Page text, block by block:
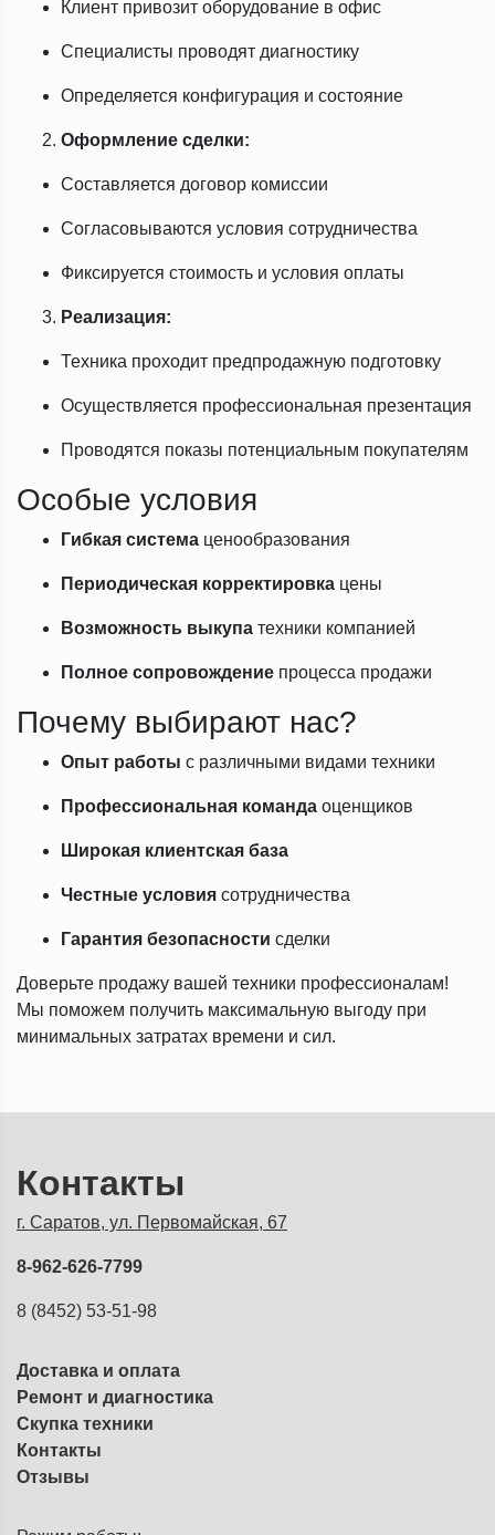
Клиент привозит оборудование в офис
Специалисты проводят диагностику
Определяется конфигурация и состояние
Оформление сделки:
Составляется договор комиссии
Согласовываются условия сотрудничества
Фиксируется стоимость и условия оплаты
Реализация:
Техника проходит предпродажную подготовку
Осуществляется профессиональная презентация
Проводятся показы потенциальным покупателям
Особые условия
Гибкая система ценообразования
Периодическая корректировка цены
Возможность выкупа техники компанией
Полное сопровождение процесса продажи
Почему выбирают нас?
Опыт работы с различными видами техники
Профессиональная команда оценщиков
Широкая клиентская база
Честные условия сотрудничества
Гарантия безопасности сделки
Доверьте продажу вашей техники профессионалам!
Мы поможем получить максимальную выгоду при
минимальных затратах времени и сил.
Контакты
г. Саратов, ул. Первомайская, 67
8-962-626-7799
8 (8452) 53-51-98
Доставка и оплата
Ремонт и диагностика
Скупка техники
Контакты
Отзывы